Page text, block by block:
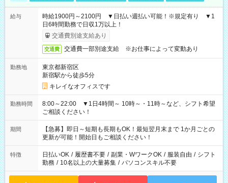
給与
時給1900円～2100円 ▼日払い週払い可能！※規定有り ▼1
日6時間勤務で日収1万以上！
交通費別途支給あり
交通費 交通費一部別途支給 ※お仕事によって変動あり
勤務地
東京都新宿区
新宿駅から徒歩5分
キレイなオフィスです
勤務時間
8:00～22:00 ▼1日4時間～ 10時～・11時～など、シフト希望
ご相談ください！
期間
【急募】即日～短期も長期もOK！最短翌月末まで 1か月ごとの
更新が可能！開始日もご相談ください！
特徴 日払いOK / 履歴書不要 / 副業・WワークOK / 服装自由 / シフト
勤務 / 10名以上の大量募集 / パソコンスキル不要